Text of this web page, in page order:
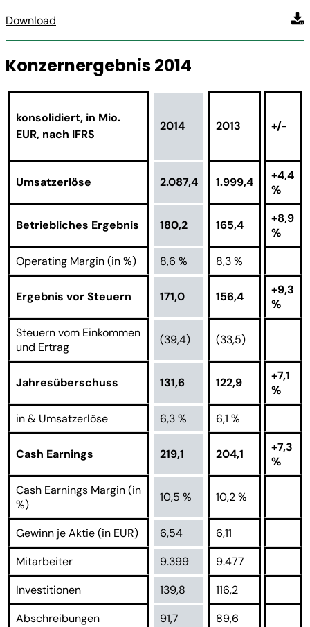
Download
Konzernergebnis 2014
konsolidiert, in Mio.
EUR, nach IFRS
2014 2013 +/-
Umsatzerlöse 2.087,4 1.999,4
+4,4
%
Betriebliches Ergebnis 180,2 165,4
+8,9
%
Operating Margin (in %)
8,6 % 8,3 %
Ergebnis vor Steuern 171,0 156,4
+9,3
%
Steuern vom Einkommen
und Ertrag
(39,4) (33,5)
Jahresüberschuss 131,6 122,9
+7,1
%
in & Umsatzerlöse
6,3 % 6,1 %
Cash Earnings 219,1 204,1
+7,3
%
Cash Earnings Margin (in
%)
10,5 % 10,2 %
Gewinn je Aktie (in EUR) 6,54
6,11
Mitarbeiter
9.399
9.477
Investitionen
139,8
116,2
Abschreibungen
91,7 89,6